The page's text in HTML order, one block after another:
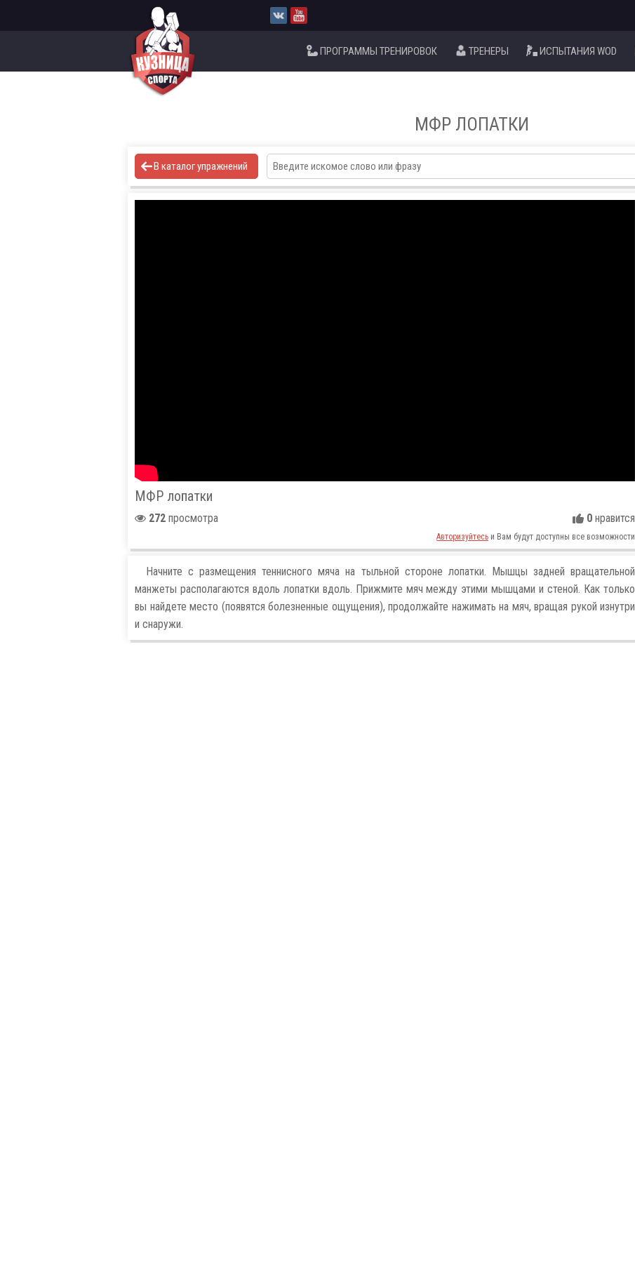
ПРОГРАММЫ ТРЕНИРОВОК ТРЕНЕРЫ ИСПЫТАНИЯ WOD
МФР ЛОПАТКИ
В каталог упражнений
МФР лопатки
272 просмотра 0 нравится
Авторизуйтесь и Вам будут доступны все возможности
Начните с размещения теннисного мяча на тыльной стороне лопатки. Мышцы задней вращательной
манжеты располагаются вдоль лопатки вдоль. Прижмите мяч между этими мышцами и стеной. Как только
вы найдете место (появятся болезненные ощущения), продолжайте нажимать на мяч, вращая рукой изнутри
и снаружи.